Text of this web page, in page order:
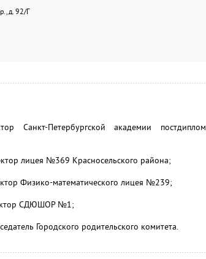
д. 92/Г
Санкт-Петербургской академии
лицея №369 Красносельского района;
Физико-математического лицея №239;
СДЮШОР №1;
Городского родительского комитета.